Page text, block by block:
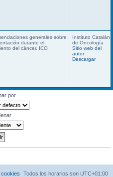
generales sobre
durante el
del cáncer. ICO
Instituto Catalán
de Oncología
Sitio web del
autor
Descargar
por
Todos los horarios son UTC+01:00